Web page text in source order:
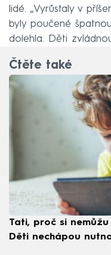
lidé. „Vyrůstaly v
byly poučené
dolehla. Děti
Čtěte také
Tati, proč si
Děti nechápou